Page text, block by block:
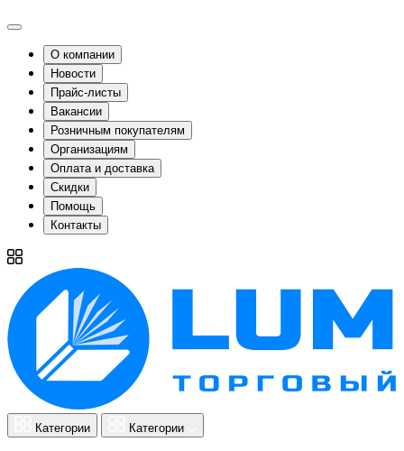
О компании
Новости
Прайс-листы
Вакансии
Розничным покупателям
Организациям
Оплата и доставка
Скидки
Помощь
Контакты
Категории Категории